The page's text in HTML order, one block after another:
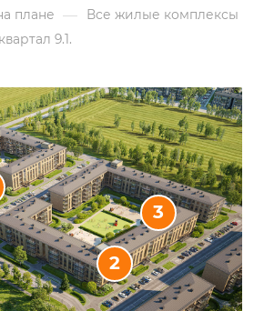
плане — Все жилые комплексы
9.1.
2
3